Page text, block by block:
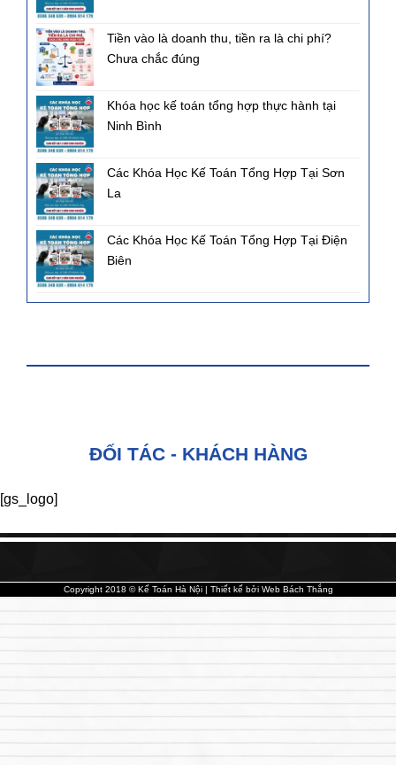
Tiền vào là doanh thu, tiền ra là chi phí?
Chưa chắc đúng
Khóa học kế toán tổng hợp thực hành tại
Ninh Bình
Các Khóa Học Kế Toán Tổng Hợp Tại Sơn
La
Các Khóa Học Kế Toán Tổng Hợp Tại Điện
Biên
ĐỐI TÁC - KHÁCH HÀNG
[gs_logo]
Copyright 2018 © Kế Toán Hà Nội | Thiết kế bởi Web Bách Thắng